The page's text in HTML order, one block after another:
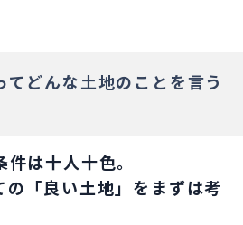
てどんな土地のことを言う
は十人十色。
の「良い土地」をまずは考